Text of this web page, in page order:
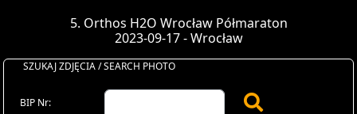
5. Orthos H2O Wrocław Półmaraton
2023-09-17 - Wrocław
SZUKAJ ZDJĘCIA / SEARCH PHOTO
BIP Nr: